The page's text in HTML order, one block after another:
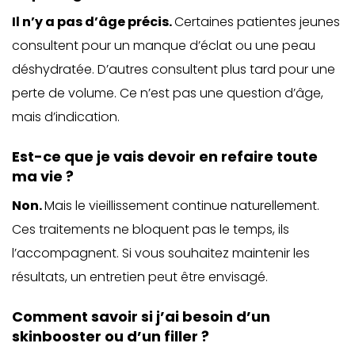
Il n’y a pas d’âge précis.Certaines patientes jeunes
consultent pour un manque d’éclat ou une peau
déshydratée. D’autres consultent plus tard pour une
perte de volume. Ce n’est pas une question d’âge,
mais d’indication.
Est-ce que je vais devoir en refaire toute
ma vie ?
Non.Mais le vieillissement continue naturellement.
Ces traitements ne bloquent pas le temps, ils
l’accompagnent. Si vous souhaitez maintenir les
résultats, un entretien peut être envisagé.
Comment savoir si j’ai besoin d’un
skinbooster ou d’un filler ?